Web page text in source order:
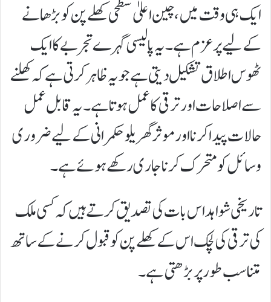
ایک ہی وقت میں، چین اعلیٰ سطحی کھلے پن کو بڑھانے
کے لیے پرعزم ہے۔ یہ پالیسی گہرے تجربے کا ایک
ٹھوس اطلاق تشکیل دیتی ہے جو یہ ظاہر کرتی ہے کہ کھلنے
سے اصلاحات اور ترقی کا عمل ہوتا ہے۔ یہ قابل عمل
حالات پیدا کرنا اور موثر گھریلو حکمرانی کے لیے ضروری
وسائل کو متحرک کرنا جاری رکھے ہوئے ہے۔
تاریخی شواہد اس بات کی تصدیق کرتے ہیں کہ کسی ملک
کی ترقی کی لچک اس کے کھلے پن کو قبول کرنے کے ساتھ
متناسب طور پر بڑھتی ہے۔